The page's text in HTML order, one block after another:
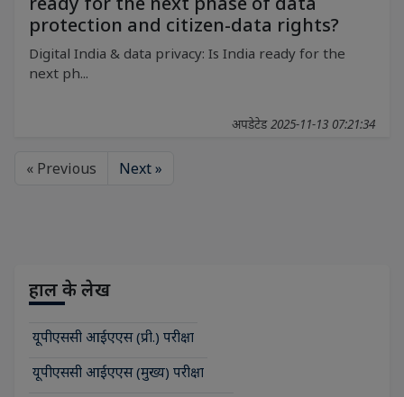
protection and citizen-data rights?
Digital India & data privacy: Is India ready for the
next ph...
अपडेटेड 2025-11-13 07:21:34
« Previous Next »
हाल के लेख
यूपीएससी आईएएस (प्री.) परीक्षा
यूपीएससी आईएएस (मुख्य) परीक्षा